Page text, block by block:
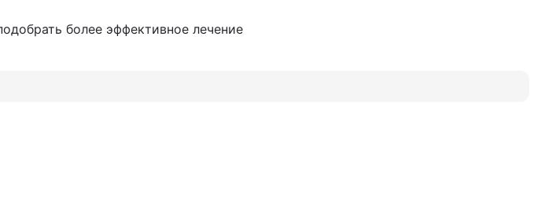
более эффективное лечение